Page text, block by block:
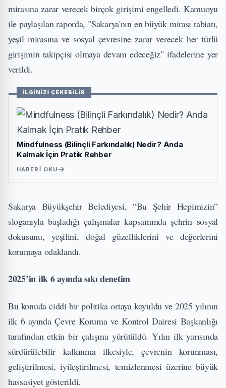
mirasına zarar verecek birçok girişimi engelledi. Kamuoyu
ile paylaşılan raporda, "Sakarya'nın en büyük mirası tabiatı,
yeşil mirasına ve sosyal çevresine zarar verecek her türlü
girişimin takipçisi olmaya devam edeceğiz" ifadelerine yer
verildi.
İLGİNİZİ ÇEKEBİLİR
Mindfulness (Bilinçli Farkındalık) Nedir? Anda
Kalmak İçin Pratik Rehber
HABERI OKU
Sakarya Büyükşehir Belediyesi, “Bu Şehir Hepimizin”
sloganıyla başladığı çalışmalar kapsamında şehrin sosyal
dokusunu, yeşilini, doğal güzelliklerini ve değerlerini
korumaya odaklandı.
2025’in ilk 6 ayında sıkı denetim
Bu konuda ciddi bir politika ortaya koyuldu ve 2025 yılının
ilk 6 ayında Çevre Koruma ve Kontrol Dairesi Başkanlığı
tarafından etkin bir çalışma yürütüldü. Yılın ilk yarısında
sürdürülebilir kalkınma ilkesiyle, çevrenin korunması,
geliştirilmesi, iyileştirilmesi, temizlenmesi üzerine büyük
hassasiyet gösterildi.